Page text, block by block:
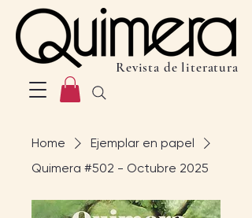
Revista de literatura
Home
Ejemplar en papel
Quimera #502 - Octubre 2025